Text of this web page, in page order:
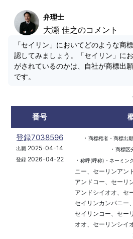
弁理士
大瀬 佳之のコメント
「セイリン」においてどのような商
認してみましょう。「セイリン」に
がされているのかは、自社が商標出
です。
番号
登録7038596
出願 2025-04-14
登録2026-04-22
・ 商標権者・商標出願
・ 商標区
・ 称呼(呼称)・ネーミン
ニー、セーリンアン
アンドコー、セーリ
アンドシイオオ、セ
セイリンカンパニー
セイリンコー、セー
オオ、セーリンシイ